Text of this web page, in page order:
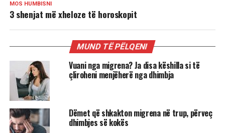
MOS HUMBISNI
3 shenjat më xheloze të horoskopit
MUND TË PËLQENI
Vuani nga migrena? Ja disa këshilla si të
çliroheni menjëherë nga dhimbja
Dëmet që shkakton migrena në trup, përveç
dhimbjes së kokës